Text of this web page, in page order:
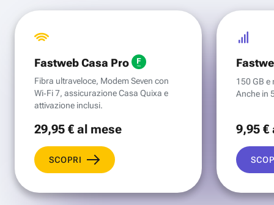
Fastweb Casa Pro
Fibra ultraveloce, Modem Seven con
Wi‑Fi 7, assicurazione Casa Quixa e
attivazione inclusi.
29,95 €al mese
SCOPRI
150 GB e
Anche in
9,95 €